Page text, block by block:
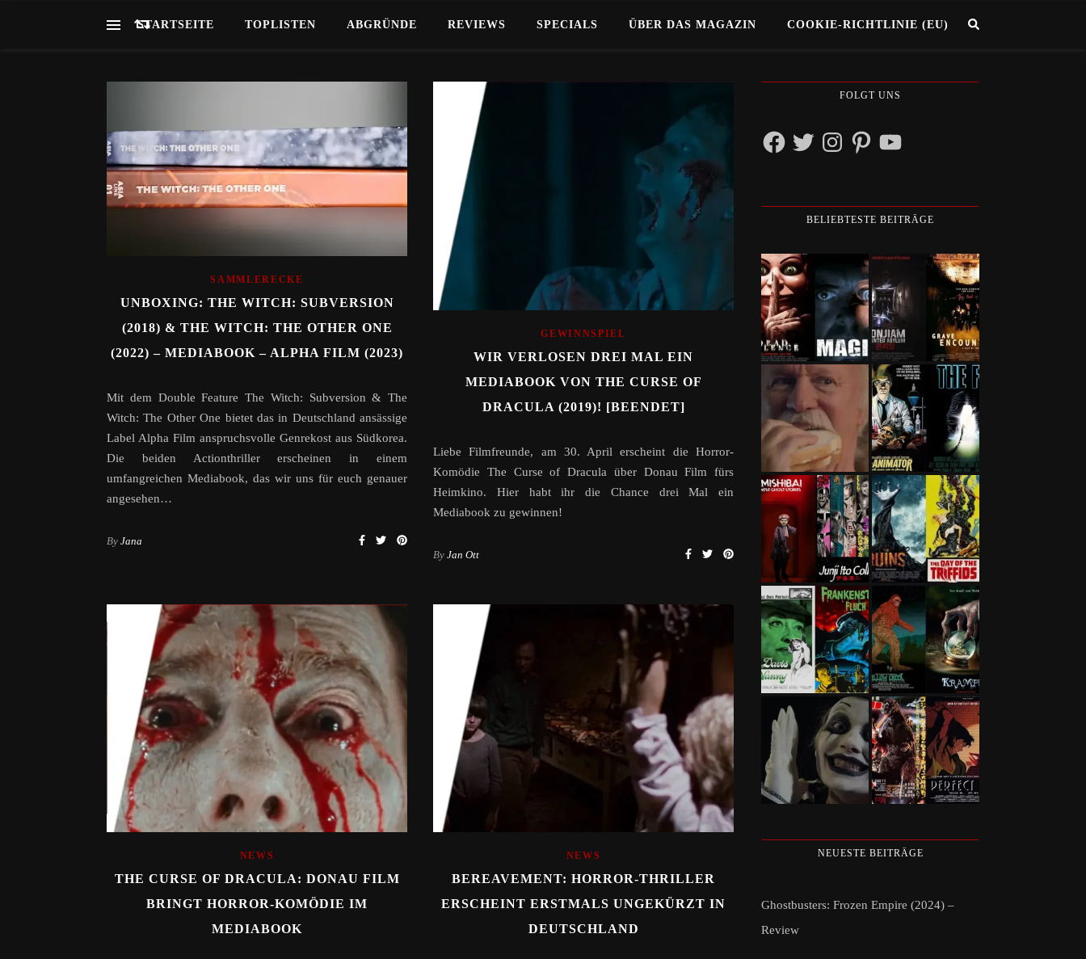
STARTSEITE TOPLISTEN ABGRÜNDE REVIEWS SPECIALS ÜBER DAS MAGAZIN COOKIE-RICHTLINIE (EU)
SAMMLERECKE
UNBOXING: THE WITCH: SUBVERSION
(2018) & THE WITCH: THE OTHER ONE
(2022) – MEDIABOOK – ALPHA FILM (2023)
Mit dem Double Feature The Witch: Subversion & The
Witch: The Other One bietet das in Deutschland ansässige
Label Alpha Film anspruchsvolle Genrekost aus Südkorea.
Die beiden Actionthriller erscheinen in einem
umfangreichen Mediabook, das wir uns für euch genauer
angesehen…
By Jana
GEWINNSPIEL
WIR VERLOSEN DREI MAL EIN
MEDIABOOK VON THE CURSE OF
DRACULA (2019)! [BEENDET]
Liebe Filmfreunde, am 30. April erscheint die Horror-
Komödie The Curse of Dracula über Donau Film fürs
Heimkino. Hier habt ihr die Chance drei Mal ein
Mediabook zu gewinnen!
By Jan Ott
NEWS
THE CURSE OF DRACULA: DONAU FILM
BRINGT HORROR-KOMÖDIE IM
MEDIABOOK
NEWS
BEREAVEMENT: HORROR-THRILLER
ERSCHEINT ERSTMALS UNGEKÜRZT IN
DEUTSCHLAND
FOLGT UNS
FacebookTwitterInstagramPinterestYouTube
BELIEBTESTE BEITRÄGE
NEUESTE BEITRÄGE
Ghostbusters: Frozen Empire (2024) –
Review